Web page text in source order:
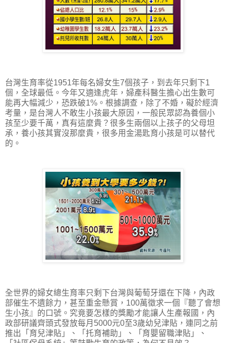
台灣生育率從1951年每名婦女生7個孩子，到去年只剩下1
個，全球最低。今年又適逢虎年，婦產科醫生擔心出生數可
能再大幅減少，恐跌破1%。根據調查，除了不婚，礙於經濟
考量，是台灣人不敢生小孩最大原因，一般民眾認為養個小
孩至少要千萬，真有這麼貴？很多生兩個以上孩子的父母坦
承，養小孩其實沒那麼貴，很多用金湯匙育小孩是可以替代
的。
全世界的婦女總生育率只剩下台灣與葡萄牙還在下降，內政
部催生不遺餘力，甚至重金懸賞，100萬徵求一個『聽了會想
生小孩』的口號。究竟要怎樣的獎勵才能讓人生產報國，內
政部研議齊頭式發放每月5000元0至3歲幼兒津貼，連同之前
推出「育兒津貼」、「托育補助」、「育嬰留職津貼」、